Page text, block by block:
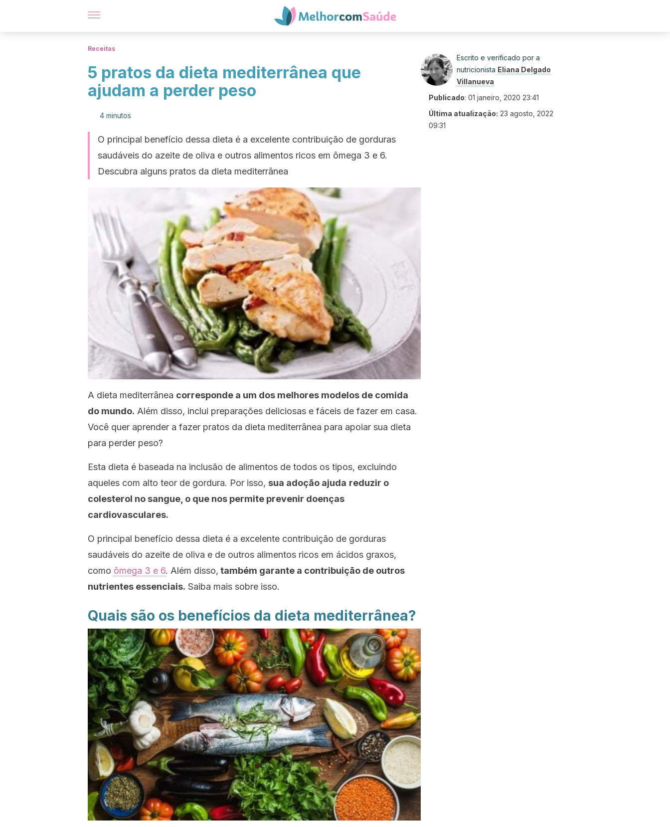
Receitas
5 pratos da dieta mediterrânea que
ajudam a perder peso
4 minutos
O principal benefício dessa dieta é a excelente contribuição de gorduras
saudáveis ​​do azeite de oliva e outros alimentos ricos em ômega 3 e 6.
Descubra alguns pratos da dieta mediterrânea
A dieta mediterrânea corresponde a um dos melhores modelos de comida
do mundo. Além disso, inclui preparações deliciosas e fáceis de fazer em casa.
Você quer aprender a fazer pratos da dieta mediterrânea para apoiar sua dieta
para perder peso?
Esta dieta é baseada na inclusão de alimentos de todos os tipos, excluindo
aqueles com alto teor de gordura. Por isso, sua adoção ajuda reduzir o
colesterol no sangue, o que nos permite prevenir doenças
cardiovasculares.
O principal benefício dessa dieta é a excelente contribuição de gorduras
saudáveis ​​do azeite de oliva e de outros alimentos ricos em ácidos graxos,
como ômega 3 e 6. Além disso, também garante a contribuição de outros
nutrientes essenciais. Saiba mais sobre isso.
Quais são os benefícios da dieta mediterrânea?
Escrito e verificado por a
nutricionista Eliana Delgado
Villanueva
Publicado: 01 janeiro, 2020 23:41
Última atualização: 23 agosto, 2022
09:31